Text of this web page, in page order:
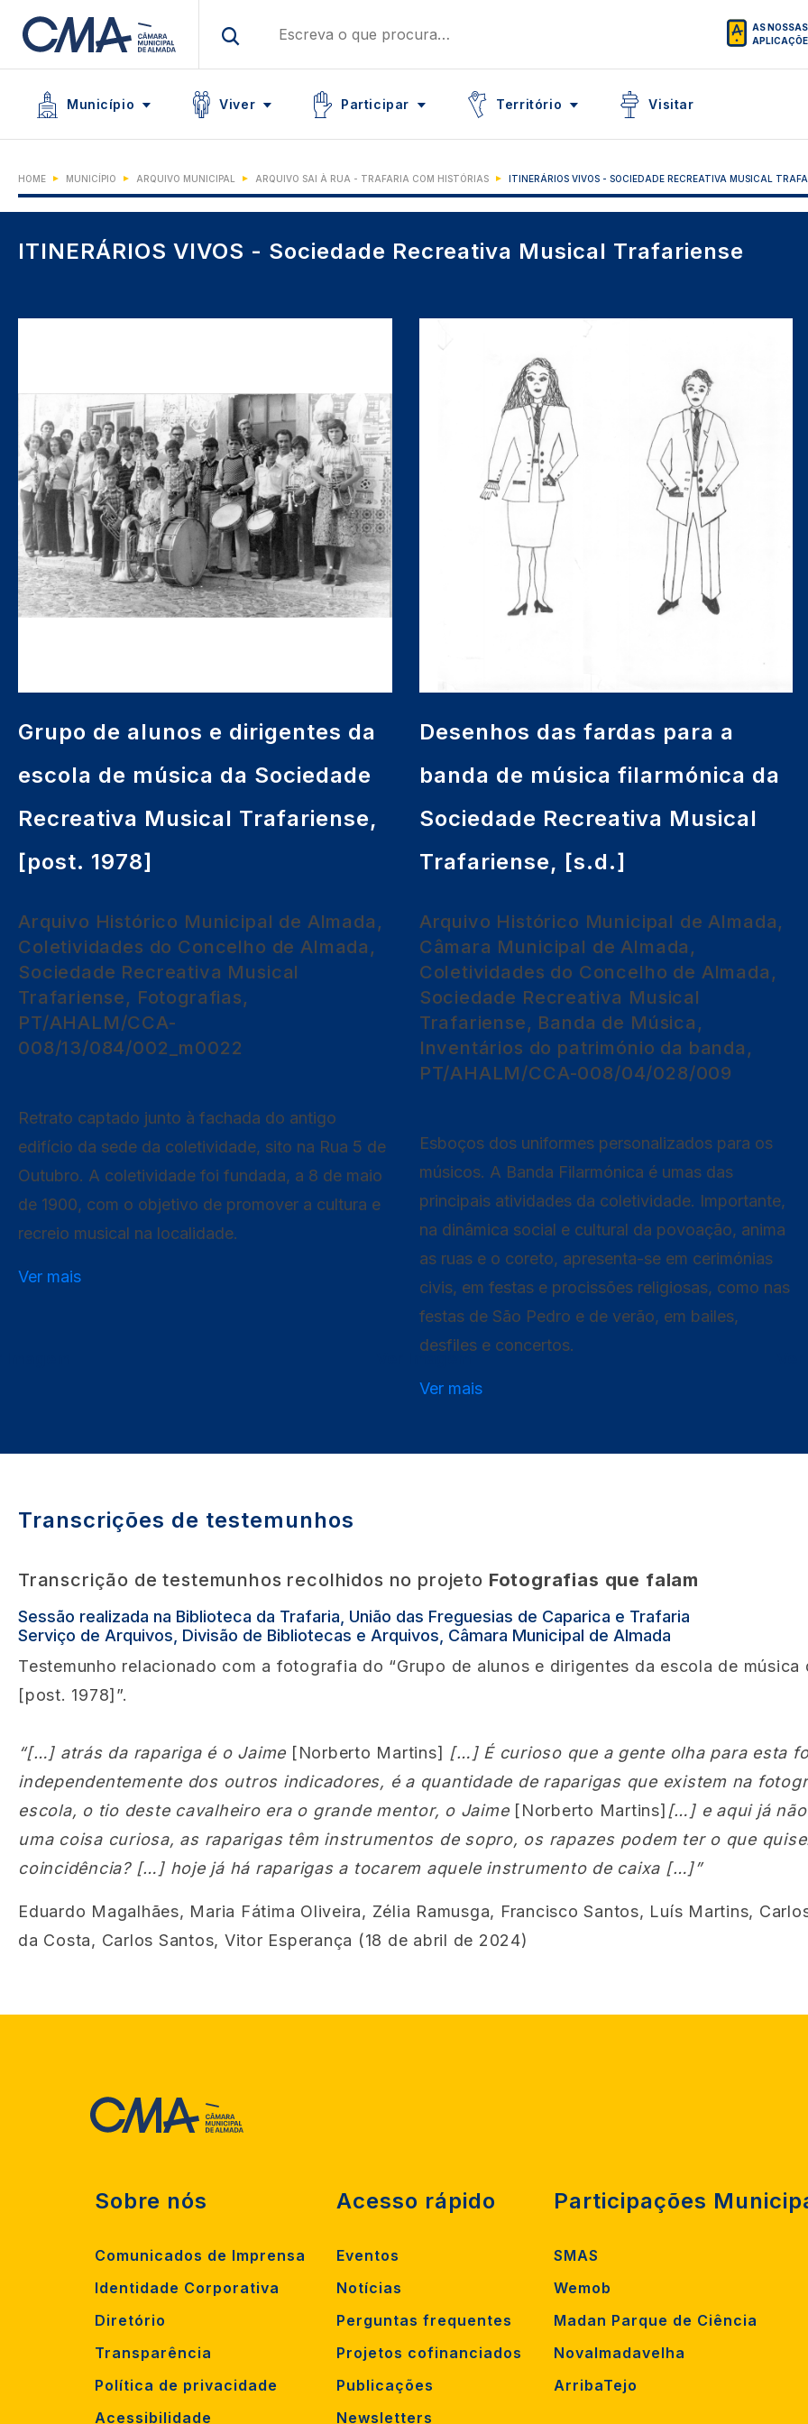
main
AS NOSSAS
Main navigation
Município
Icon Viver
Icon Participar
Icon Território
Icon Visitar
Icon
HOME MUNICÍPIO ARQUIVO MUNICIPAL ARQUIVO SAI À RUA - TRAFARIA COM HISTÓRIAS ITINERÁRIOS VIVOS - SOCIEDADE RECREATIVA MUSICAL
ITINERÁRIOS VIVOS - Sociedade Recreativa Musical Trafariense
Grupo de alunos e dirigentes da
escola de música da Sociedade
Recreativa Musical Trafariense,
[post. 1978]
Arquivo Histórico Municipal de Almada,
Coletividades do Concelho de Almada,
Sociedade Recreativa Musical
Trafariense, Fotografias,
PT/AHALM/CCA-
008/13/084/002_m0022
Retrato captado junto à fachada do antigo
edifício da sede da coletividade, sito na Rua 5 de
Outubro. A coletividade foi fundada, a 8 de maio
de 1900, com o objetivo de promover a cultura e
recreio musical na localidade.
Ver mais
Desenhos das fardas para a
banda de música filarmónica da
Sociedade Recreativa Musical
Trafariense, [s.d.]
Arquivo Histórico Municipal de Almada,
Câmara Municipal de Almada,
Coletividades do Concelho de Almada,
Sociedade Recreativa Musical
Trafariense, Banda de Música,
Inventários do património da banda,
PT/AHALM/CCA-008/04/028/009
Esboços dos uniformes personalizados para os
músicos. A Banda Filarmónica é umas das
principais atividades da coletividade. Importante,
na dinâmica social e cultural da povoação, anima
as ruas e o coreto, apresenta-se em cerimónias
civis, em festas e procissões religiosas, como nas
festas de São Pedro e de verão, em bailes,
desfiles e concertos.
Ver mais
Transcrições de testemunhos
Transcrição de testemunhos recolhidos no projeto Fotografias que falam
Sessão realizada na Biblioteca da Trafaria, União das Freguesias de Caparica e Trafaria
Serviço de Arquivos, Divisão de Bibliotecas e Arquivos, Câmara Municipal de Almada
Testemunho relacionado com a fotografia do “Grupo de alunos e dirigentes da escola de
[post. 1978]”.
“[…] atrás da rapariga é o Jaime [Norberto Martins] […] É curioso que a gente olha para esta
independentemente dos outros indicadores, é a quantidade de raparigas que existem na
escola, o tio deste cavalheiro era o grande mentor, o Jaime [Norberto Martins] […] e aqui já
uma coisa curiosa, as raparigas têm instrumentos de sopro, os rapazes podem ter o que
coincidência? […] hoje já há raparigas a tocarem aquele instrumento de caixa […]”
Eduardo Magalhães, Maria Fátima Oliveira, Zélia Ramusga, Francisco Santos, Luís Martins,
da Costa, Carlos Santos, Vitor Esperança (18 de abril de 2024)
Sobre nós
Comunicados de Imprensa
Identidade Corporativa
Diretório
Transparência
Política de privacidade
Acessibilidade
Acesso rápido
Eventos
Notícias
Perguntas frequentes
Projetos cofinanciados
Publicações
Newsletters
Participações
SMAS
Wemob
Madan Parque de Ciência
Novalmadavelha
ArribaTejo